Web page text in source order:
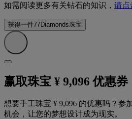
如需阅读更多有关钻石的知识， 请点
获得一件77Diamonds珠宝
赢取珠宝 ¥ 9,096 优惠券
想要手工珠宝 ¥ 9,096 的优惠吗？参
机会，让您的梦想设计成为现实。